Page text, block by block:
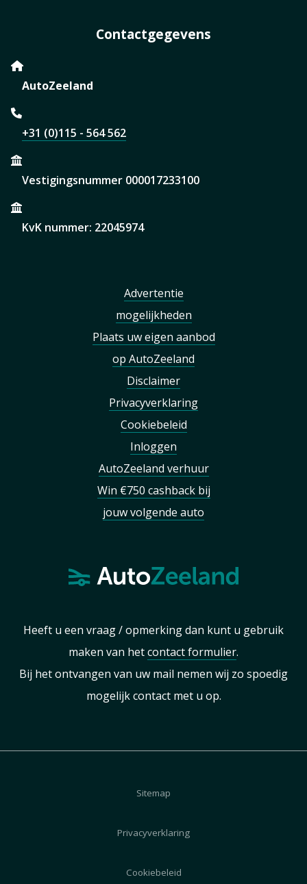
Contactgegevens
AutoZeeland
+31 (0)115 - 564 562
Vestigingsnummer 000017233100
KvK nummer: 22045974
Advertentie
mogelijkheden
Plaats uw eigen aanbod
op AutoZeeland
Disclaimer
Privacyverklaring
Cookiebeleid
Inloggen
AutoZeeland verhuur
Win €750 cashback bij
jouw volgende auto
Heeft u een vraag / opmerking dan kunt u gebruik
maken van hetcontact formulier.
Bij het ontvangen van uw mail nemen wij zo spoedig
mogelijk contact met u op.
Sitemap
Privacyverklaring
Cookiebeleid